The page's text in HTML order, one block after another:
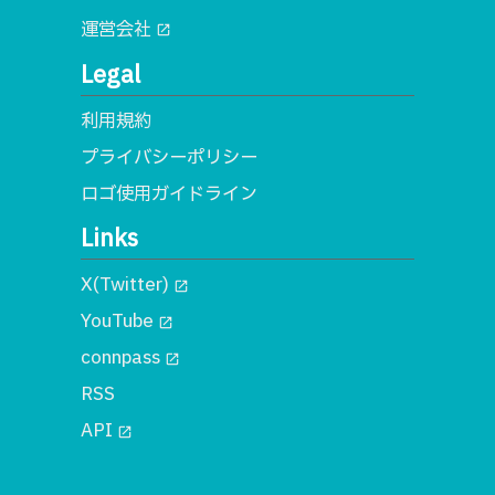
運営会社 open_in_new
Legal
利用規約
プライバシーポリシー
ロゴ使用ガイドライン
Links
X(Twitter) open_in_new
YouTube open_in_new
connpass open_in_new
RSS
API open_in_new